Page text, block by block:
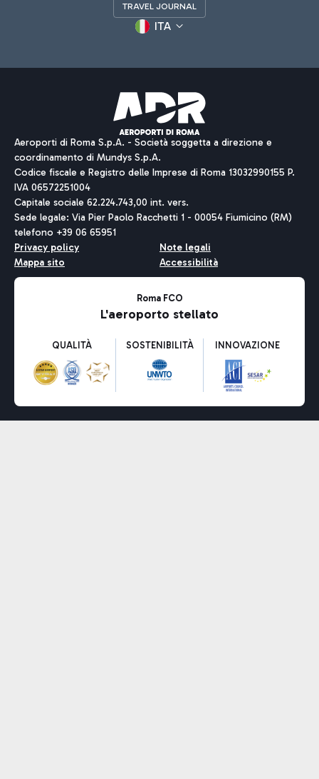
TRAVEL JOURNAL
ITA
Aeroporti di Roma S.p.A. - Società soggetta a direzione e
coordinamento di Mundys S.p.A.
Codice fiscale e Registro delle Imprese di Roma 13032990155 P.
IVA 06572251004
Capitale sociale 62.224.743,00 int. vers.
Sede legale: Via Pier Paolo Racchetti 1 - 00054 Fiumicino (RM)
telefono +39 06 65951
Privacy policy
Note legali
Mappa sito
Accessibilità
Roma FCO
L'aeroporto stellato
QUALITÀ SOSTENIBILITÀ INNOVAZIONE